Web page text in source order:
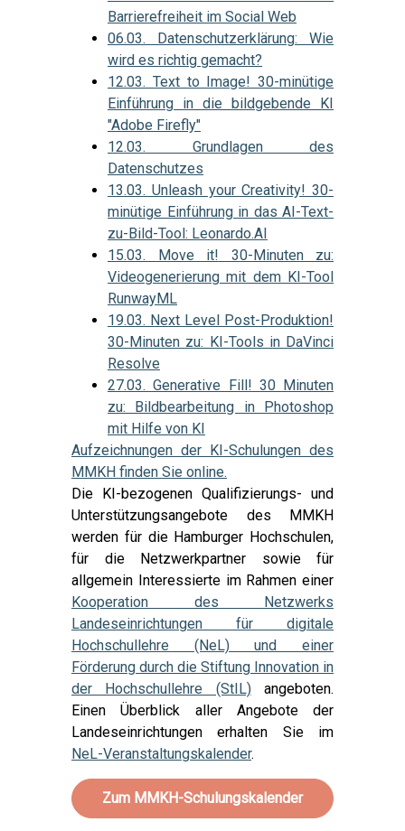
Barrierefreiheit im Social Web
06.03. Datenschutzerklärung: Wie
wird es richtig gemacht?
12.03. Text to Image! 30-minütige
Einführung in die bildgebende KI
"Adobe Firefly"
12.03. Grundlagen des
Datenschutzes
13.03. Unleash your Creativity! 30-
minütige Einführung in das AI-Text-
zu-Bild-Tool: Leonardo.AI
15.03. Move it! 30-Minuten zu:
Videogenerierung mit dem KI-Tool
RunwayML
19.03. Next Level Post-Produktion!
30-Minuten zu: KI-Tools in DaVinci
Resolve
27.03. Generative Fill! 30 Minuten
zu: Bildbearbeitung in Photoshop
mit Hilfe von KI
Aufzeichnungen der KI-Schulungen des
MMKH finden Sie online.
Die KI-bezogenen Qualifizierungs- und
Unterstützungsangebote des MMKH
werden für die Hamburger Hochschulen,
für die Netzwerkpartner sowie für
allgemein Interessierte im Rahmen einer
Kooperation des Netzwerks
Landeseinrichtungen für digitale
Hochschullehre (NeL) und einer
Förderung durch die Stiftung Innovation in
der Hochschullehre (StIL)angeboten.
Einen Überblick aller Angebote der
Landeseinrichtungen erhalten Sie im
NeL-Veranstaltungskalender.
Zum MMKH-Schulungskalender